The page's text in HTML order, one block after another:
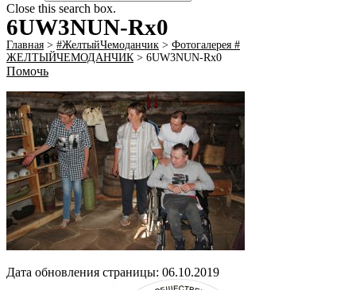
Close this search box.
6UW3NUN-Rx0
Главная > #ЖелтыйЧемоданчик > Фотогалерея #
ЖЕЛТЫЙЧЕМОДАНЧИК> 6UW3NUN-Rx0
Помочь
Дата обновления страницы: 06.10.2019